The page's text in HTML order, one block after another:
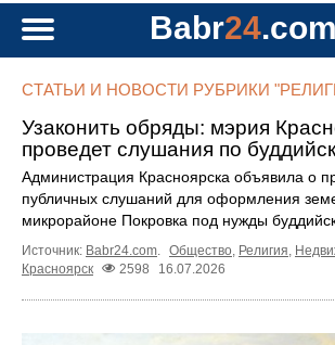
Babr24.com
СТАТЬИ И НОВОСТИ РУБРИКИ
Узаконить обряды: мэрия
проведет слушания по
Администрация Красноярска объявила о
публичных слушаний для оформления
микрорайоне Покровка под нужды
Источник: Babr24.com. Общество, Религия,
Красноярск
2598 16.07.2026